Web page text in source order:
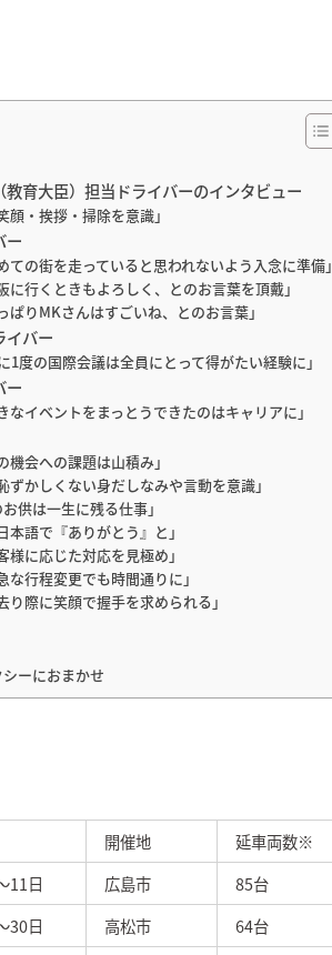
育大臣）担当ドライバーのインタビュー
・挨拶・掃除を意識」
ー
の街を走っていると思われないよう入念に準備」
行くときもよろしく、とのお言葉を頂戴」
りMKさんはすごいね、とのお言葉」
イバー
度の国際会議は全員にとって得がたい経験に」
ー
イベントをまっとうできたのはキャリアに」
会への課題は山積み」
かしくない身だしなみや言動を意識」
供は一生に残る仕事」
語で『ありがとう』と」
に応じた対応を見極め」
行程変更でも時間通りに」
際に笑顔で握手を求められる」
ーにおまかせ
開催地
延車両数※
11日 広島市
85台
30日 高松市
64台